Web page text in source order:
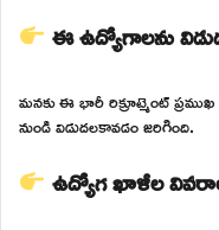
ఈ ఉద్యోగాలను
మనకు ఈ భారీ రిక్రూట్మెంట్
నుండి విడుదలకావడం జరిగింది.
ఉద్యోగ ఖాళీల